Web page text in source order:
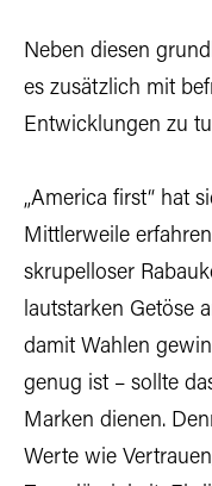
Neben diesen
es zusätzlich mit
Entwicklungen zu
„America first“ hat
Mittlerweile
skrupelloser
lautstarken Getöse
damit Wahlen
genug ist – sollte
Marken dienen.
Werte wie